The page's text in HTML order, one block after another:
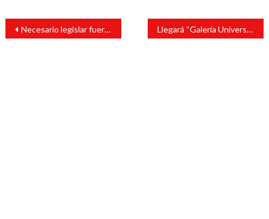
Navegación
entradas
Necesario legislar fuertemente para reducir tala, expresa regidor Llegará “Galería Universitaria” dirigida a jóvenes de bachillerato